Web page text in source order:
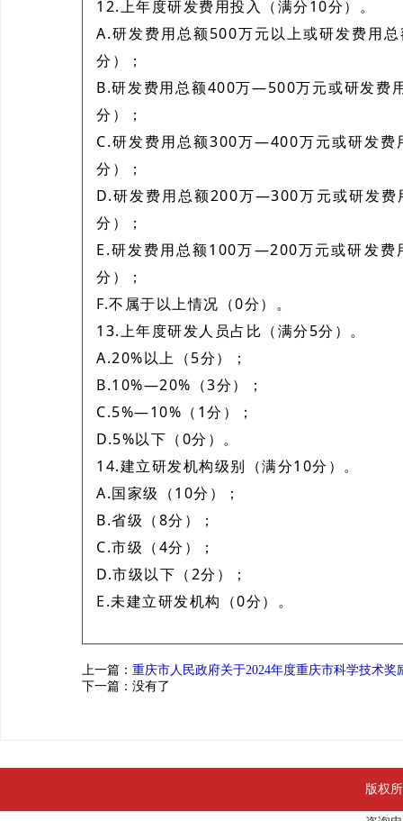
12.上年度研发费用投入（满分10分）。
A.研发费用总额500万元以上或研发费用
分）；
B.研发费用总额400万—500万元或研发费
分）；
C.研发费用总额300万—400万元或研发
分）；
D.研发费用总额200万—300万元或研发
分）；
E.研发费用总额100万—200万元或研发
分）；
F.不属于以上情况（0分）。
13.上年度研发人员占比（满分5分）。
A.20%以上（5分）；
B.10%—20%（3分）；
C.5%—10%（1分）；
D.5%以下（0分）。
14.建立研发机构级别（满分10分）。
A.国家级（10分）；
B.省级（8分）；
C.市级（4分）；
D.市级以下（2分）；
E.未建立研发机构（0分）。
上一篇： 重庆市人民政府关于2024年度重庆市科学技术奖
下一篇：没有了
版权